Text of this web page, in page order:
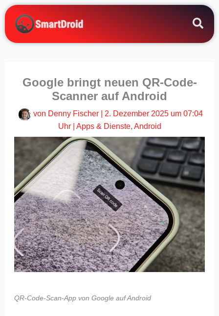
Zum
Inhalt
springen
Google bringt neuen QR-Code-
Scanner auf Android
von Denny Fischer
2. Dezember 2025 um 07:04
Uhr| Apps & Dienste, Android
QR-Code-Scan-App von Google auf Android